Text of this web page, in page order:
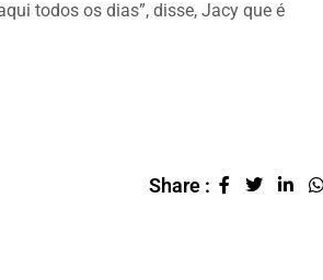
todos os dias”, disse, Jacy que é
Share :